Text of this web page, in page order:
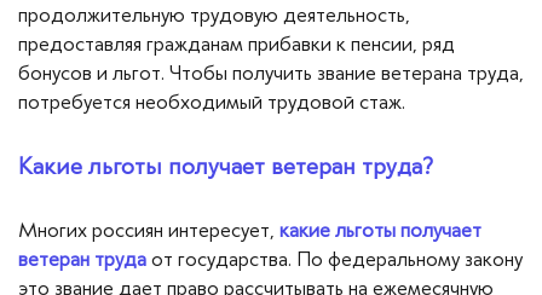
продолжительную трудовую деятельность,
предоставляя гражданам прибавки к пенсии, ряд
бонусов и льгот. Чтобы получить звание ветерана труда,
потребуется необходимый трудовой стаж.
Какие льготы получает ветеран труда?
Многих россиян интересует, какие льготы получает
ветеран труда от государства. По федеральному закону
это звание дает право рассчитывать на ежемесячную